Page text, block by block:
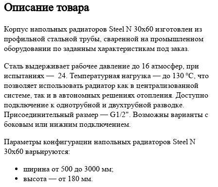
Описание товара
Корпус напольных радиаторов Steel N 30х60 изготовлен из
профильной стальной трубы, сваренной на промышленном
оборудовании по заданным характеристикам под заказ.
Сталь выдерживает рабочее давление до 16 атмосфер, при
испытаниях — 24. Температурная нагрузка — до 130 °C, что
позволяет использовать радиатор как в централизованной
системе, так и в автономных решениях отопления. Доступно
подключение к однотрубной и двухтрубной разводке.
Присоединительный размер — G1/2". Возможны варианты с
боковым или нижним подключением.
Параметры конфигурации напольных радиаторов Steel N
30х60 варьируются:
ширина от 500 до 3000 мм;
высота — от 180 мм.